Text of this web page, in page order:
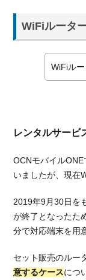
約す
る場
2.2.
スマ
とと
お
得！
スマホ
の月額
基本料
容量シ
WiFiルータ
WiFiルー
レンタルサービ
OCNモバイル
いましたが、現在
2019年9月30日を
が終了となったた
分で対応端末を用
セット販売のルー
意するケースにつ